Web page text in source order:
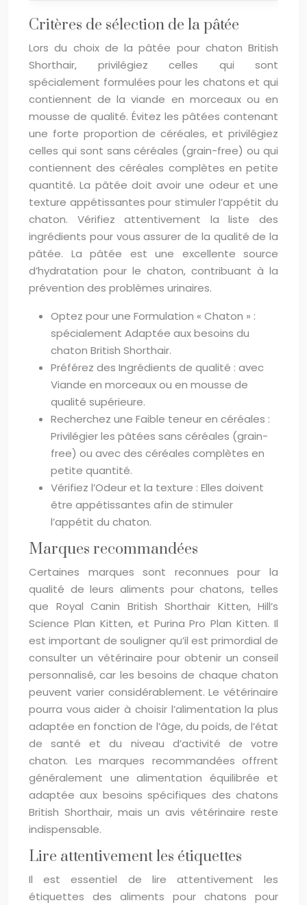
Critères de sélection de la pâtée
Lors du choix de la pâtée pour chaton British
Shorthair, privilégiez celles qui sont
spécialement formulées pour les chatons et qui
contiennent de la viande en morceaux ou en
mousse de qualité. Évitez les pâtées contenant
une forte proportion de céréales, et privilégiez
celles qui sont sans céréales (grain-free) ou qui
contiennent des céréales complètes en petite
quantité. La pâtée doit avoir une odeur et une
texture appétissantes pour stimuler l’appétit du
chaton. Vérifiez attentivement la liste des
ingrédients pour vous assurer de la qualité de la
pâtée. La pâtée est une excellente source
d’hydratation pour le chaton, contribuant à la
prévention des problèmes urinaires.
Optez pour une Formulation « Chaton » :
spécialement Adaptée aux besoins du
chaton British Shorthair.
Préférez des Ingrédients de qualité : avec
Viande en morceaux ou en mousse de
qualité supérieure.
Recherchez une Faible teneur en céréales :
Privilégier les pâtées sans céréales (grain-
free) ou avec des céréales complètes en
petite quantité.
Vérifiez l’Odeur et la texture : Elles doivent
être appétissantes afin de stimuler
l’appétit du chaton.
Marques recommandées
Certaines marques sont reconnues pour la
qualité de leurs aliments pour chatons, telles
que Royal Canin British Shorthair Kitten, Hill’s
Science Plan Kitten, et Purina Pro Plan Kitten. Il
est important de souligner qu’il est primordial de
consulter un vétérinaire pour obtenir un conseil
personnalisé, car les besoins de chaque chaton
peuvent varier considérablement. Le vétérinaire
pourra vous aider à choisir l’alimentation la plus
adaptée en fonction de l’âge, du poids, de l’état
de santé et du niveau d’activité de votre
chaton. Les marques recommandées offrent
généralement une alimentation équilibrée et
adaptée aux besoins spécifiques des chatons
British Shorthair, mais un avis vétérinaire reste
indispensable.
Lire attentivement les étiquettes
Il est essentiel de lire attentivement les
étiquettes des aliments pour chatons pour